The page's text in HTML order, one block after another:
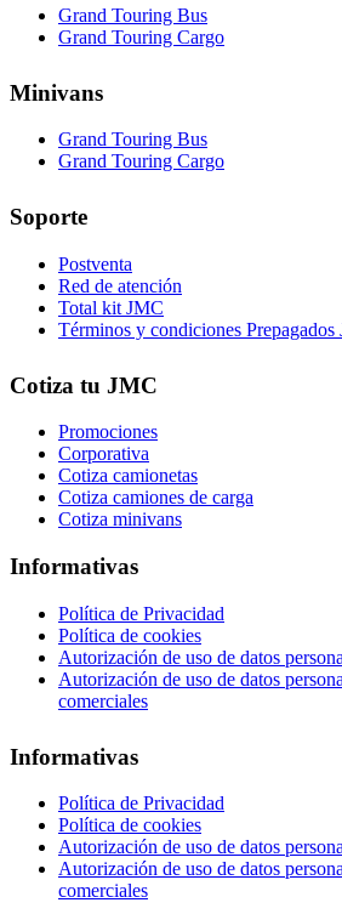
Grand Touring Bus
Grand Touring Cargo
Minivans
Grand Touring Bus
Grand Touring Cargo
Soporte
Postventa
Red de atención
Total kit JMC
Términos y condiciones Prepagados
Cotiza tu JMC
Promociones
Corporativa
Cotiza camionetas
Cotiza camiones de carga
Cotiza minivans
Informativas
Política de Privacidad
Política de cookies
Autorización de uso de datos
Autorización de uso de datos
comerciales
Informativas
Política de Privacidad
Política de cookies
Autorización de uso de datos
Autorización de uso de datos
comerciales